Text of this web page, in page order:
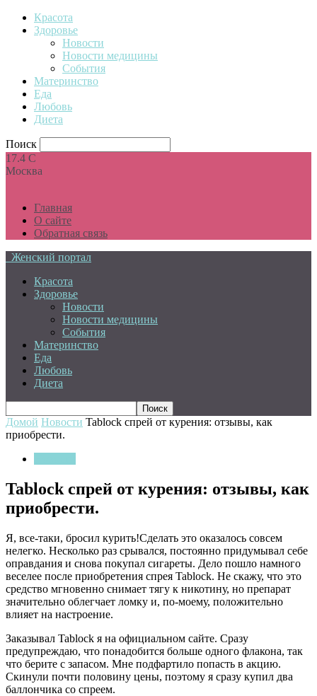
Красота
Здоровье
Новости
Новости медицины
События
Материнство
Еда
Любовь
Диета
Поиск
17.4 C
Москва
Главная
О сайте
Обратная связь
Женский портал
Красота
Здоровье
Новости
Новости медицины
События
Материнство
Еда
Любовь
Диета
Домой Новости Tablock спрей от курения: отзывы, как
приобрести.
Tablock спрей от курения: отзывы, как
приобрести.
Я, все-таки, бросил курить!Сделать это оказалось совсем
нелегко. Несколько раз срывался, постоянно придумывал себе
оправдания и снова покупал сигареты. Дело пошло намного
веселее после приобретения спрея Tablock. Не скажу, что это
средство мгновенно снимает тягу к никотину, но препарат
значительно облегчает ломку и, по-моему, положительно
влияет на настроение.
Заказывал Tablock я на официальном сайте. Сразу
предупреждаю, что понадобится больше одного флакона, так
что берите с запасом. Мне подфартило попасть в акцию.
Скинули почти половину цены, поэтому я сразу купил два
баллончика со спреем.